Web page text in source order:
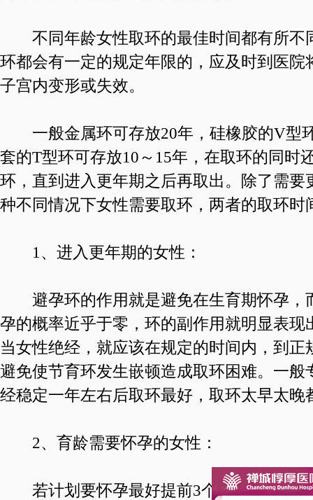
不同年龄女性取环的最佳时间都有所不
环都会有一定的规定年限的，应及时到医院
子宫内变形或失效。
一般金属环可存放20年，硅橡胶的V型
套的T型环可存放10～15年，在取环的同时
环，直到进入更年期之后再取出。除了需要
种不同情况下女性需要取环，两者的取环时
1、进入更年期的女性：
避孕环的作用就是避免在生育期怀孕，
孕的概率近乎于零，环的副作用就明显表现
当女性绝经，就应该在规定的时间内，到正
避免使节育环发生嵌顿造成取环困难。一般
经稳定一年左右后取环最好，取环太早太晚
2、育龄需要怀孕的女性：
若计划要怀孕最好提前3个月将节育器取